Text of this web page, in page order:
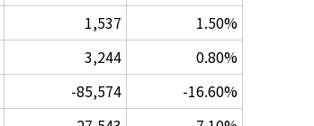
1,537
1.50%
3,244
0.80%
-85,574
-16.60%